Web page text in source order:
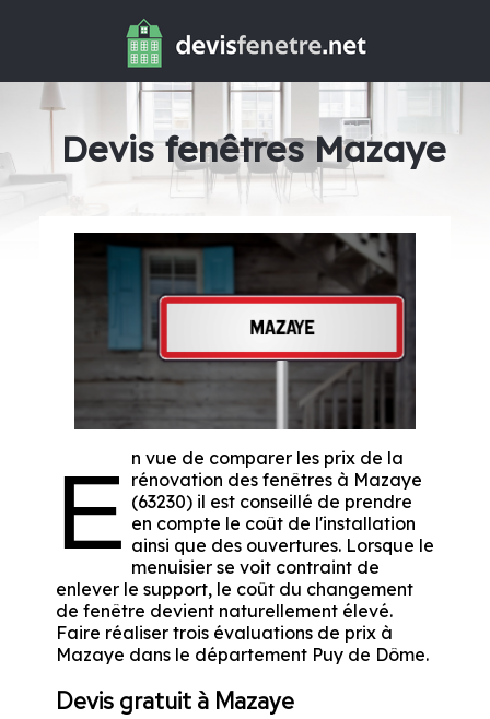
Devis fenêtres Mazaye
E n vue de comparer les prix de la
rénovation des fenêtres à Mazaye
(63230) il est conseillé de prendre
en compte le coût de l'installation
ainsi que des ouvertures. Lorsque le
menuisier se voit contraint de
enlever le support, le coût du changement
de fenêtre devient naturellement élevé.
Faire réaliser trois évaluations de prix à
Mazaye dans le département Puy de Dôme.
Devis gratuit à Mazaye